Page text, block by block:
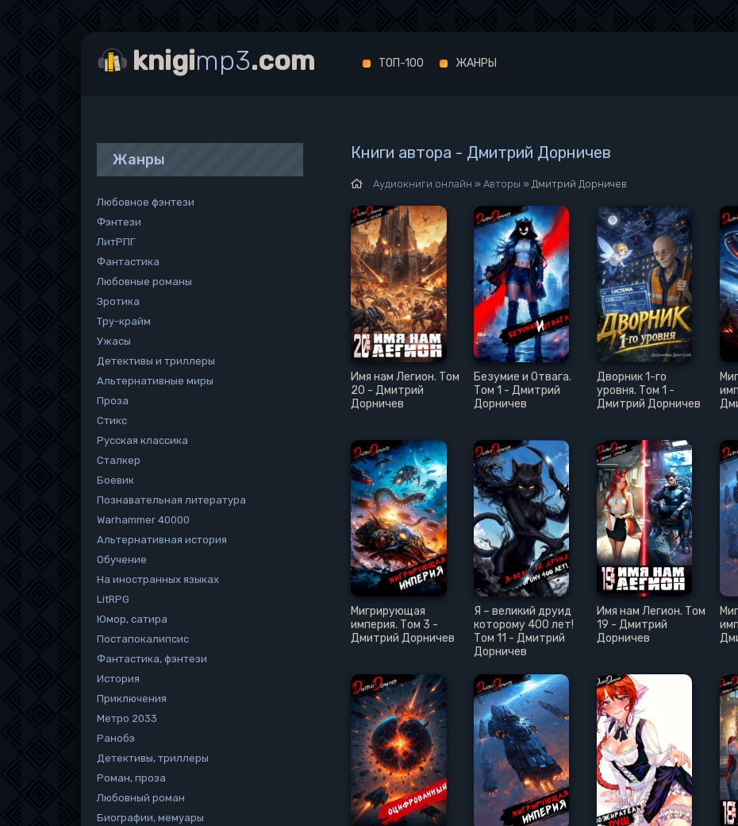
Книги автора - Дмитрий Дорничев
Аудиокниги онлайн » Авторы » Дмитрий Дорничев
Имя нам Легион. Том
20 - Дмитрий
Дорничев
Безумие и Отвага.
Том 1 - Дмитрий
Дорничев
Дворник 1-го
уровня. Том 1 -
Дмитрий Дорничев
Мигрирующая
империя. Том 3 -
Дмитрий Дорничев
Я – великий друид
которому 400 лет!
Том 11 - Дмитрий
Дорничев
Имя нам Легион. Том
19 - Дмитрий
Дорничев
Жанры
Любовное фэнтези
Фэнтези
ЛитРПГ
Фантастика
Любовные романы
Эротика
Тру-крайм
Ужасы
Детективы и триллеры
Альтернативные миры
Проза
Стикс
Русская классика
Сталкер
Боевик
Познавательная литература
Warhammer 40000
Альтернативная история
Обучение
На иностранных языках
LitRPG
Юмор, сатира
Постапокалипсис
Фантастика, фэнтези
История
Приключения
Метро 2033
Ранобэ
Детективы, триллеры
Роман, проза
Любовный роман
Биографии, мемуары
knigimp3.com ТОП-100 ЖАНРЫ